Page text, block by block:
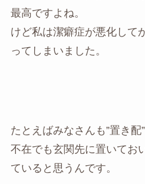
最高ですよね。
けど私は潔癖症が悪化して
ってしまいました。
たとえばみなさんも”置き配
不在でも玄関先に置いてお
ていると思うんです。